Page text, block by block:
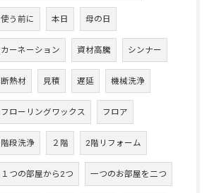
使う前に 本日 母の日
カーネーション 資材高騰 シンナー
断熱材 見積 遅延 機械洗浄
フローリングワックス フロア
階段洗浄 ２階 2階リフォーム
１つの部屋から2つ 一つのお部屋を二つ